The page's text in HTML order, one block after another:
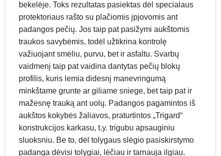
bekelėje. Toks rezultatas pasiektas dėl specialaus
protektoriaus rašto su plačiomis įpjovomis ant
padangos pečių. Jos taip pat pasižymi aukštomis
traukos savybėmis, todėl užtikrina kontrolę
važiuojant smėliu, purvu, bet ir asfaltu. Svarbų
vaidmenį taip pat vaidina dantytas pečių blokų
profilis, kuris lemia didesnį manevringumą
minkštame grunte ar giliame sniege, bet taip pat ir
mažesnę trauką ant uolų. Padangos pagamintos iš
aukštos kokybės žaliavos, praturtintos „Trigard“
konstrukcijos karkasu, t.y. trigubu apsauginiu
sluoksniu. Be to, dėl tolygaus slėgio pasiskirstymo
padanga dėvisi tolygiai, lėčiau ir tarnauja ilgiau.